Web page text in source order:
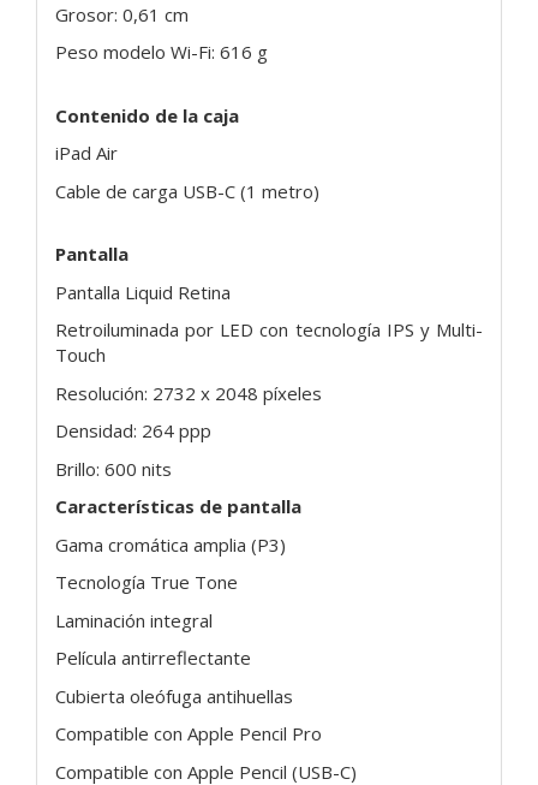
Grosor: 0,61 cm
Peso modelo Wi-Fi: 616 g
Contenido de la caja
iPad Air
Cable de carga USB-C (1 metro)
Pantalla
Pantalla Liquid Retina
Retroiluminada por LED con tecnología IPS y Multi-
Touch
Resolución: 2732 x 2048 píxeles
Densidad: 264 ppp
Brillo: 600 nits
Características de pantalla
Gama cromática amplia (P3)
Tecnología True Tone
Laminación integral
Película antirreflectante
Cubierta oleófuga antihuellas
Compatible con Apple Pencil Pro
Compatible con Apple Pencil (USB-C)